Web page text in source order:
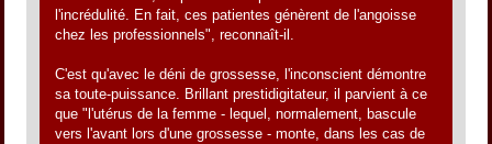
l'incrédulité. En fait, ces patientes génèrent de l'angoisse
chez les professionnels", reconnaît-il.
C'est qu'avec le déni de grossesse, l'inconscient démontre
sa toute-puissance. Brillant prestidigitateur, il parvient à ce
que "l'utérus de la femme - lequel, normalement, bascule
vers l'avant lors d'une grossesse - monte, dans les cas de